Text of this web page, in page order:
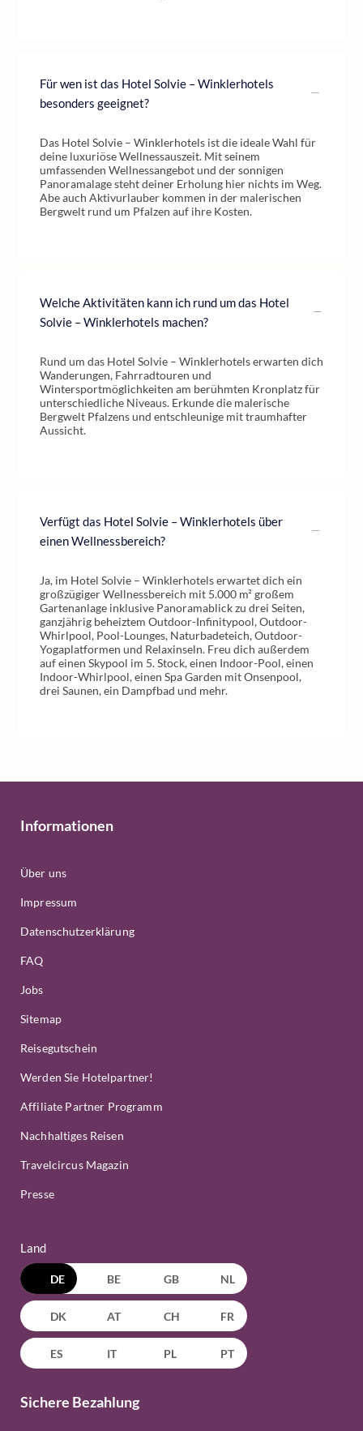
Für wen ist das Hotel Solvie – Winklerhotels
besonders geeignet?
Das Hotel Solvie – Winklerhotels ist die ideale Wahl für
deine luxuriöse Wellnessauszeit. Mit seinem
umfassenden Wellnessangebot und der sonnigen
Panoramalage steht deiner Erholung hier nichts im Weg.
Abe auch Aktivurlauber kommen in der malerischen
Bergwelt rund um Pfalzen auf ihre Kosten.
Welche Aktivitäten kann ich rund um das Hotel
Solvie – Winklerhotels machen?
Rund um das Hotel Solvie – Winklerhotels erwarten dich
Wanderungen, Fahrradtouren und
Wintersportmöglichkeiten am berühmten Kronplatz für
unterschiedliche Niveaus. Erkunde die malerische
Bergwelt Pfalzens und entschleunige mit traumhafter
Aussicht.
Verfügt das Hotel Solvie – Winklerhotels über
einen Wellnessbereich?
Ja, im Hotel Solvie – Winklerhotels erwartet dich ein
großzügiger Wellnessbereich mit 5.000 m² großem
Gartenanlage inklusive Panoramablick zu drei Seiten,
ganzjährig beheiztem Outdoor-Infinitypool, Outdoor-
Whirlpool, Pool-Lounges, Naturbadeteich, Outdoor-
Yogaplatformen und Relaxinseln. Freu dich außerdem
auf einen Skypool im 5. Stock, einen Indoor-Pool, einen
Indoor-Whirlpool, einen Spa Garden mit Onsenpool,
drei Saunen, ein Dampfbad und mehr.
Informationen
Über uns
Impressum
Datenschutzerklärung
FAQ
Jobs
Sitemap
Reisegutschein
Werden Sie Hotelpartner!
Affiliate Partner Programm
Nachhaltiges Reisen
Travelcircus Magazin
Presse
Land
DE BE GB NL
DK AT CH FR
ES IT PL PT
Sichere Bezahlung